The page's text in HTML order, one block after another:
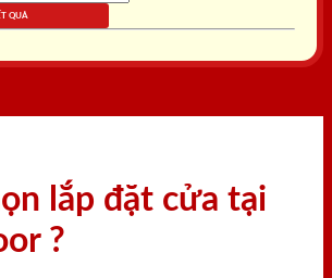
QUẢ
lắp đặt cửa tại
?